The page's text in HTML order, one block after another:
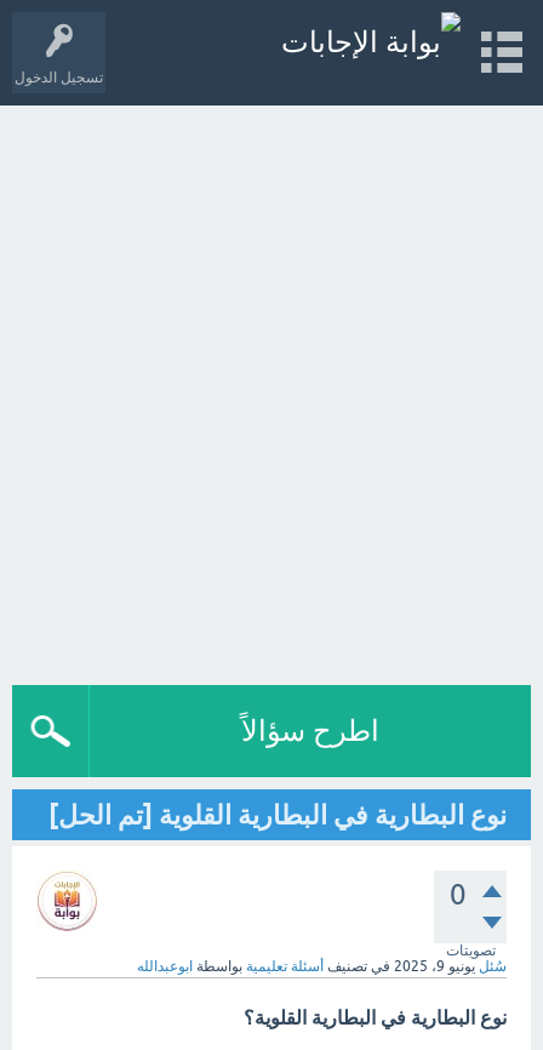
تسجيل الدخول
اطرح سؤالاً
نوع البطارية في البطارية القلوية [تم الحل]
0
تصويتات
سُئل يونيو 9، 2025 في تصنيف أسئلة تعليمية بواسطة ابوعبدالله
نوع البطارية في البطارية القلوية؟